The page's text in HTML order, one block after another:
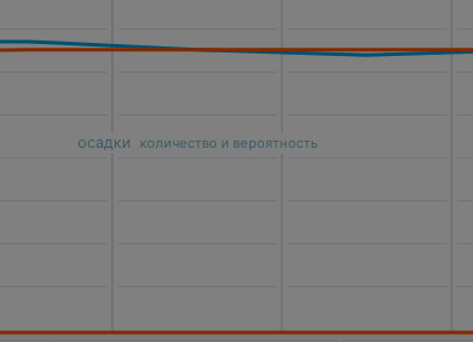
осадки количество и вероятность